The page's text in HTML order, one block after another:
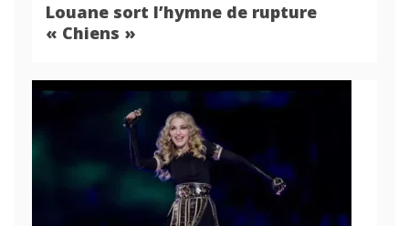
Louane sort l’hymne de rupture
« Chiens »